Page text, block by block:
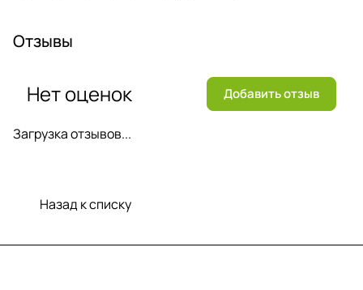
Отзывы
Загрузка отзывов...
Нет оценок Добавить отзыв
Назад к списку